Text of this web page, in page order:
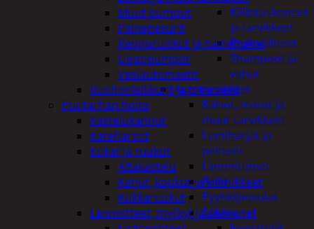
Kiillotuskoneet
ja tarvikkeet
Pesuvälineet
Shampoot ja
vahat
Autotarvikkeet
Kalvot, matot ja
muut tarvikkeet
Lumiharjat ja
peitteet
Lämmittimet
Peilit
Pyyhkijänsulat
Sähkö
Muut pumput
Painepesurit
Reppuruiskut ja painepullot
Uppopumput
Vesiautomaatit
Ruohonleikkurit ja trimmerit
Puutarhan hoito
Kastelukannut
Kateharsot
Kukat ja ruukut
Altakastelu
Ketjut, koukut ja kiinnikkeet
Kukkaruukut
Lannoitteet, myrkyt ja siemenet